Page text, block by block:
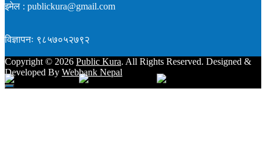
इमेल : publickura@gmail.com
विज्ञापनः ९८५७०५२७९२
Copyright © 2026 Public Kura. All Rights Reserved. Designed &
Developed By Webbank Nepal